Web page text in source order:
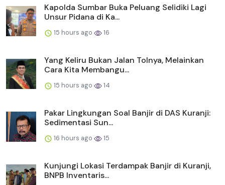
Kapolda Sumbar Buka Peluang Selidiki Lagi
Unsur Pidana di Ka...
15 hours ago 16
Yang Keliru Bukan Jalan Tolnya, Melainkan
Cara Kita Membangu...
15 hours ago 14
Pakar Lingkungan Soal Banjir di DAS Kuranji:
Sedimentasi Sun...
16 hours ago 15
Kunjungi Lokasi Terdampak Banjir di Kuranji,
BNPB Inventaris...